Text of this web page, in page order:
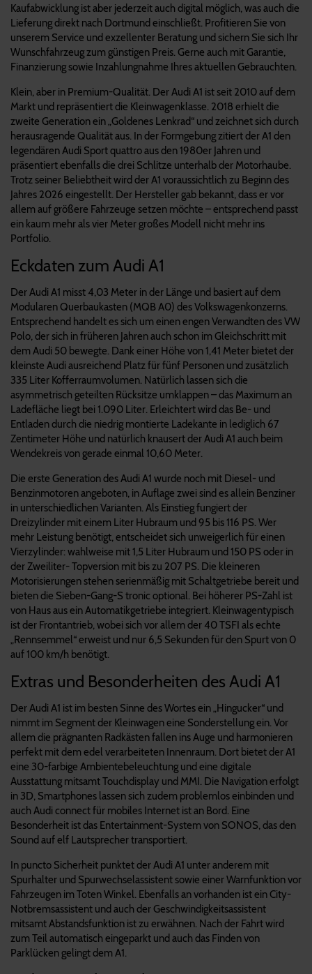
Kaufabwicklung ist aber jederzeit auch digital möglich, was auch die
Lieferung direkt nach Dortmund einschließt. Profitieren Sie von
unserem Service und exzellenter Beratung und sichern Sie sich Ihr
Wunschfahrzeug zum günstigen Preis. Gerne auch mit Garantie,
Finanzierung sowie Inzahlungnahme Ihres aktuellen Gebrauchten.
Klein, aber in Premium-Qualität. Der Audi A1 ist seit 2010 auf dem
Markt und repräsentiert die Kleinwagenklasse. 2018 erhielt die
zweite Generation ein „Goldenes Lenkrad“ und zeichnet sich durch
herausragende Qualität aus. In der Formgebung zitiert der A1 den
legendären Audi Sport quattro aus den 1980er Jahren und
präsentiert ebenfalls die drei Schlitze unterhalb der Motorhaube.
Trotz seiner Beliebtheit wird der A1 voraussichtlich zu Beginn des
Jahres 2026 eingestellt. Der Hersteller gab bekannt, dass er vor
allem auf größere Fahrzeuge setzen möchte – entsprechend passt
ein kaum mehr als vier Meter großes Modell nicht mehr ins
Portfolio.
Eckdaten zum Audi A1
Der Audi A1 misst 4,03 Meter in der Länge und basiert auf dem
Modularen Querbaukasten (MQB A0) des Volkswagenkonzerns.
Entsprechend handelt es sich um einen engen Verwandten des VW
Polo, der sich in früheren Jahren auch schon im Gleichschritt mit
dem Audi 50 bewegte. Dank einer Höhe von 1,41 Meter bietet der
kleinste Audi ausreichend Platz für fünf Personen und zusätzlich
335 Liter Kofferraumvolumen. Natürlich lassen sich die
asymmetrisch geteilten Rücksitze umklappen – das Maximum an
Ladefläche liegt bei 1.090 Liter. Erleichtert wird das Be- und
Entladen durch die niedrig montierte Ladekante in lediglich 67
Zentimeter Höhe und natürlich knausert der Audi A1 auch beim
Wendekreis von gerade einmal 10,60 Meter.
Die erste Generation des Audi A1 wurde noch mit Diesel- und
Benzinmotoren angeboten, in Auflage zwei sind es allein Benziner
in unterschiedlichen Varianten. Als Einstieg fungiert der
Dreizylinder mit einem Liter Hubraum und 95 bis 116 PS. Wer
mehr Leistung benötigt, entscheidet sich unweigerlich für einen
Vierzylinder: wahlweise mit 1,5 Liter Hubraum und 150 PS oder in
der Zweiliter- Topversion mit bis zu 207 PS. Die kleineren
Motorisierungen stehen serienmäßig mit Schaltgetriebe bereit und
bieten die Sieben-Gang-S tronic optional. Bei höherer PS-Zahl ist
von Haus aus ein Automatikgetriebe integriert. Kleinwagentypisch
ist der Frontantrieb, wobei sich vor allem der 40 TSFI als echte
„Rennsemmel“ erweist und nur 6,5 Sekunden für den Spurt von 0
auf 100 km/h benötigt.
Extras und Besonderheiten des Audi A1
Der Audi A1 ist im besten Sinne des Wortes ein „Hingucker“ und
nimmt im Segment der Kleinwagen eine Sonderstellung ein. Vor
allem die prägnanten Radkästen fallen ins Auge und harmonieren
perfekt mit dem edel verarbeiteten Innenraum. Dort bietet der A1
eine 30-farbige Ambientebeleuchtung und eine digitale
Ausstattung mitsamt Touchdisplay und MMI. Die Navigation erfolgt
in 3D, Smartphones lassen sich zudem problemlos einbinden und
auch Audi connect für mobiles Internet ist an Bord. Eine
Besonderheit ist das Entertainment-System von SONOS, das den
Sound auf elf Lautsprecher transportiert.
In puncto Sicherheit punktet der Audi A1 unter anderem mit
Spurhalter und Spurwechselassistent sowie einer Warnfunktion vor
Fahrzeugen im Toten Winkel. Ebenfalls an vorhanden ist ein City-
Notbremsassistent und auch der Geschwindigkeitsassistent
mitsamt Abstandsfunktion ist zu erwähnen. Nach der Fahrt wird
zum Teil automatisch eingeparkt und auch das Finden von
Parklücken gelingt dem A1.